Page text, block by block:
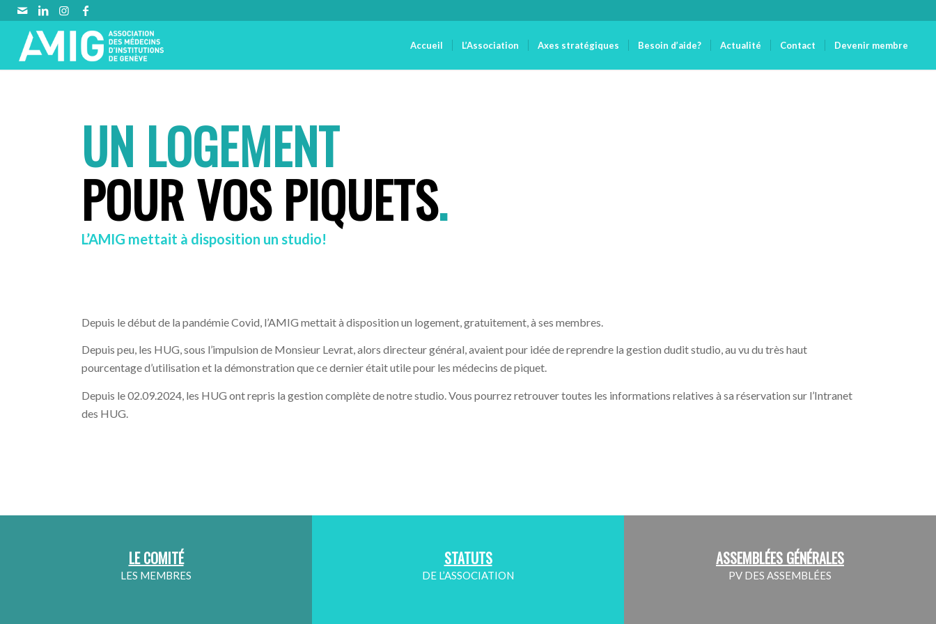
Accueil L’Association Axes stratégiques Besoin d’aide? Actualité Contact Devenir membre
UN LOGEMENT
POUR VOS PIQUETS.
L’AMIG mettait à disposition un studio!
Depuis le début de la pandémie Covid, l’AMIG mettait à disposition un logement, gratuitement, à ses membres.
Depuis peu, les HUG, sous l’impulsion de Monsieur Levrat, alors directeur général, avaient pour idée de reprendre la gestion dudit studio, au vu du très haut
pourcentage d’utilisation et la démonstration que ce dernier était utile pour les médecins de piquet.
Depuis le 02.09.2024, les HUG ont repris la gestion complète de notre studio. Vous pourrez retrouver toutes les informations relatives à sa réservation sur l’Intranet
des HUG.
LE COMITÉ
LES MEMBRES
STATUTS
DE L’ASSOCIATION
ASSEMBLÉES GÉNÉRALES
PV DES ASSEMBLÉES